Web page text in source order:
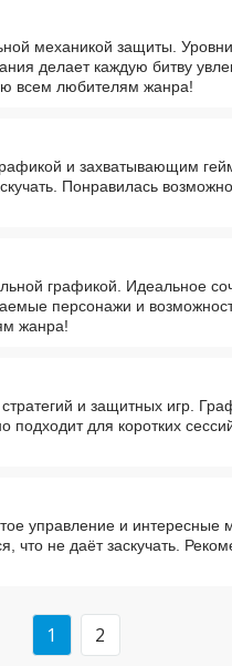
механикой защиты.
делает каждую битву
всем любителям жанра!
и захватывающим
Понравилась
графикой. Идеальное
персонажи и
жанра!
и защитных игр.
подходит для коротких
управление и
что не даёт заскучать.
1 2